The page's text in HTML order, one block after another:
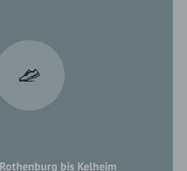
bis Kelheim